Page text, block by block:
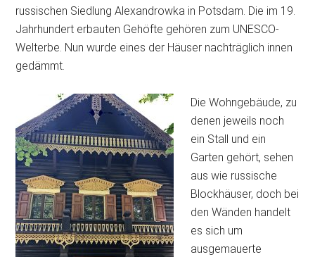
russischen Siedlung Alexandrowka in Potsdam. Die im 19.
Jahrhundert erbauten Gehöfte gehören zum UNESCO-
Welterbe. Nun wurde eines der Häuser nachträglich innen
gedämmt.
Die Wohngebäude, zu
denen jeweils noch
ein Stall und ein
Garten gehört, sehen
aus wie russische
Blockhäuser, doch bei
den Wänden handelt
es sich um
ausgemauerte